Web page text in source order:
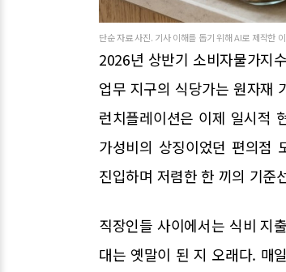
단순 자료 사진. 기사 이해를 돕기 위해 AI로 제작한
2026년 상반기 소비자물가지
업무 지구의 식당가는 원자재
런치플레이션은 이제 일시적
가성비의 상징이었던 편의점
진입하며 저렴한 한 끼의 기준
직장인들 사이에서는 식비 지
대는 옛말이 된 지 오래다. 매